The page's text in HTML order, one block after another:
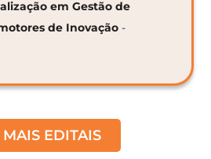
em Gestão de
de Inovação -
MAIS EDITAIS